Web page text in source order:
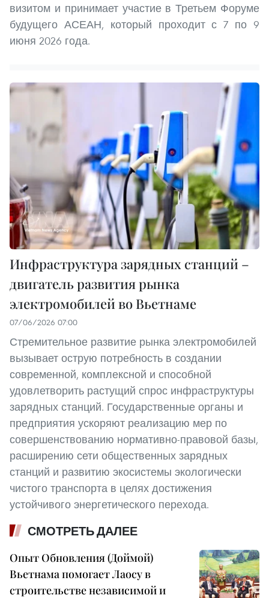
визитом и принимает участие в Третьем Форуме
будущего АСЕАН, который проходит с 7 по 9
июня 2026 года.
Инфраструктура зарядных станций –
двигатель развития рынка
электромобилей во Вьетнаме
07/06/2026 07:00
Стремительное развитие рынка электромобилей
вызывает острую потребность в создании
современной, комплексной и способной
удовлетворить растущий спрос инфраструктуры
зарядных станций. Государственные органы и
предприятия ускоряют реализацию мер по
совершенствованию нормативно-правовой базы,
расширению сети общественных зарядных
станций и развитию экосистемы экологически
чистого транспорта в целях достижения
устойчивого энергетического перехода.
СМОТРЕТЬ ДАЛЕЕ
Опыт Обновления (Доймой)
Вьетнама помогает Лаосу в
строительстве независимой и